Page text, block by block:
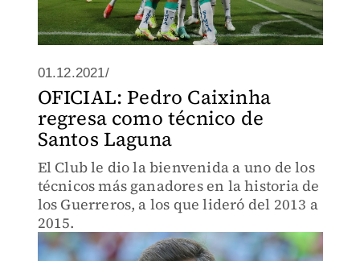
01.12.2021/
OFICIAL: Pedro Caixinha
regresa como técnico de
Santos Laguna
El Club le dio la bienvenida a uno de los
técnicos más ganadores en la historia de
los Guerreros, a los que lideró del 2013 a
2015.